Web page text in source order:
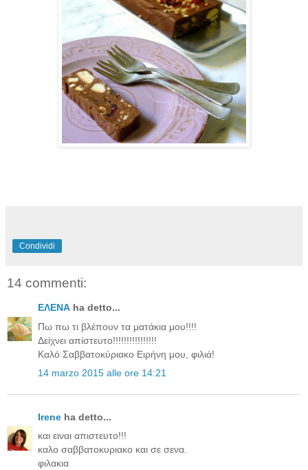
Condividi
14 commenti:
ΕΛΕΝΑ ha detto...
Πω πω τι βλέπουν τα ματάκια μου!!!!
Δείχνει απίστευτο!!!!!!!!!!!!!!!!
Καλό Σαββατοκύριακο Ειρήνη μου, φιλιά!
14 marzo 2015 alle ore 14:21
Irene ha detto...
και ειναι απιστευτο!!!
καλο σαββατοκυριακο και σε σενα.
φιλακια